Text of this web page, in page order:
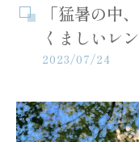
「猛暑の中
くましいレ
2023/07/24